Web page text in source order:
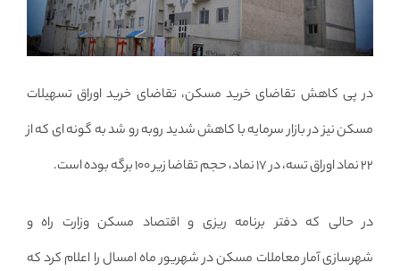
در پی کاهش تقاضای خرید مسکن، تقاضای خرید اوراق تسهیلات
مسکن نیز در بازار سرمایه با کاهش شدید روبه رو شد به گونه ای که از
۲۲ نماد اوراق تسه، در ۱۷ نماد، حجم تقاضا زیر ۱۰۰ برگه بوده است.
در حالی که دفتر برنامه ریزی و اقتصاد مسکن وزارت راه و
شهرسازی آمار معاملات مسکن در شهریور ماه امسال را اعلام کرد که